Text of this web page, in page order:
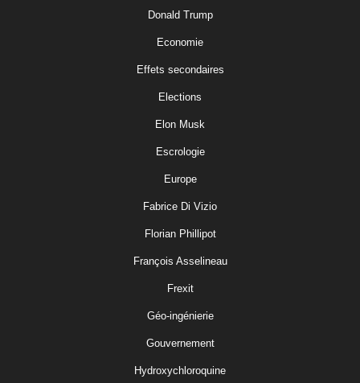
Donald Trump
Economie
Effets secondaires
Elections
Elon Musk
Escrologie
Europe
Fabrice Di Vizio
Florian Phillipot
François Asselineau
Frexit
Géo-ingénierie
Gouvernement
Hydroxychloroquine